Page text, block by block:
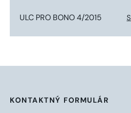
ULC PRO BONO 4/2015
KONTAKTNÝ FORMULÁR